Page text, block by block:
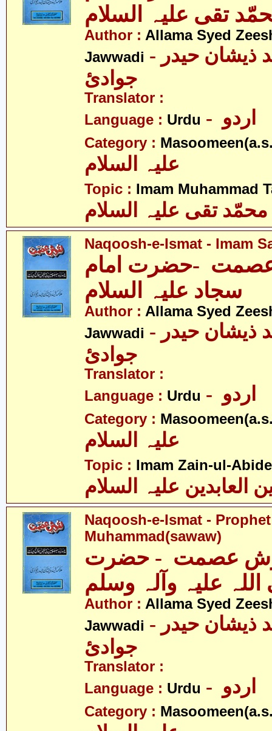
تقی علیہ السلام
Author : Allama Syed
Jawwadi - علامہ سیّد ذیشان حیدر
جوادئ
Translator :
Language : Urdu
Category :
Topic : Imam Muhammad
محمّد تقی علیہ السلام
Naqoosh-e-Ismat - Imam
-حضرت امام
سجاد علیہ السلام
Author : Allama Syed
Jawwadi - علامہ سیّد ذیشان حیدر
جوادئ
Translator :
Language : Urdu
Category :
Topic : Imam Zain-ul-
العابدین علیہ السلام
Naqoosh-e-Ismat - Prophet
Muhammad(sawaw)
عصمت - حضرت
علیہ وآلہ وسلم
Author : Allama Syed
Jawwadi - علامہ سیّد ذیشان حیدر
جوادئ
Translator :
Language : Urdu
Category :